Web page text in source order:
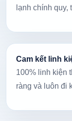
lạnh chính quy,
Cam kết linh
100% linh kiện
ràng và luôn đi